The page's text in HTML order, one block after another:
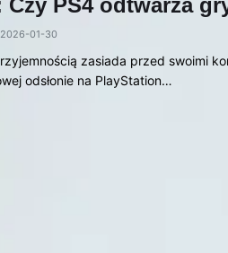
PS4 odtwarza
2026-01-30
zasiada przed swoimi
odsłonie na PlayStation…